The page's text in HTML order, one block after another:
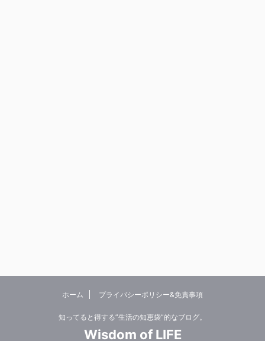
ホーム プライバシーポリシー&免責事項
知ってると得する”生活の知恵袋”的なブログ。
Wisdom of LIFE